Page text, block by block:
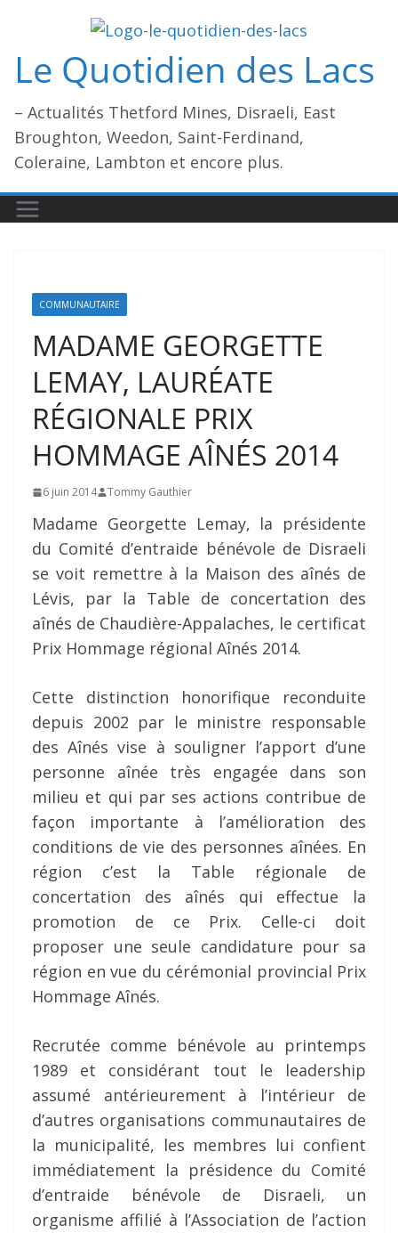
contenu
Le Quotidien des Lacs
– Actualités Thetford Mines, Disraeli, East
Broughton, Weedon, Saint-Ferdinand,
Coleraine, Lambton et encore plus.
COMMUNAUTAIRE
MADAME GEORGETTE
LEMAY, LAURÉATE
RÉGIONALE PRIX
HOMMAGE AÎNÉS 2014
6 juin 2014 Tommy Gauthier
Madame Georgette Lemay, la présidente
du Comité d’entraide bénévole de Disraeli
se voit remettre à la Maison des aînés de
Lévis, par la Table de concertation des
aînés de Chaudière-Appalaches, le certificat
Prix Hommage régional Aînés 2014.
Cette distinction honorifique reconduite
depuis 2002 par le ministre responsable
des Aînés vise à souligner l’apport d’une
personne aînée très engagée dans son
milieu et qui par ses actions contribue de
façon importante à l’amélioration des
conditions de vie des personnes aînées. En
région c’est la Table régionale de
concertation des aînés qui effectue la
promotion de ce Prix. Celle-ci doit
proposer une seule candidature pour sa
région en vue du cérémonial provincial Prix
Hommage Aînés.
Recrutée comme bénévole au printemps
1989 et considérant tout le leadership
assumé antérieurement à l’intérieur de
d’autres organisations communautaires de
la municipalité, les membres lui confient
immédiatement la présidence du Comité
d’entraide bénévole de Disraeli, un
organisme affilié à l’Association de l’action